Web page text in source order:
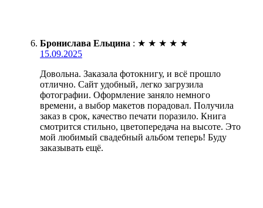
Бронислава Ельцина : ★ ★ ★ ★ ★
15.09.2025
Довольна. Заказала фотокнигу, и всё прошло
отлично. Сайт удобный, легко загрузила
фотографии. Оформление заняло немного
времени, а выбор макетов порадовал. Получила
заказ в срок, качество печати поразило. Книга
смотрится стильно, цветопередача на высоте. Это
мой любимый свадебный альбом теперь! Буду
заказывать ещё.